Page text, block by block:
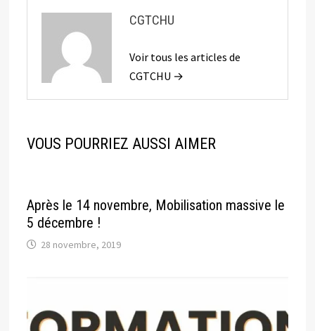
CGTCHU
Voir tous les articles de
CGTCHU →
VOUS POURRIEZ AUSSI AIMER
Après le 14 novembre, Mobilisation massive le
5 décembre !
28 novembre, 2019